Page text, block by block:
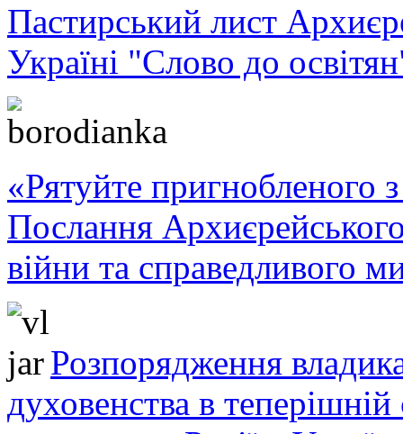
Пастирський лист
Україні "Слово до
«Рятуйте пригнобленого
Послання
війни та справедливого
Розпорядження
духовенства в теперішній